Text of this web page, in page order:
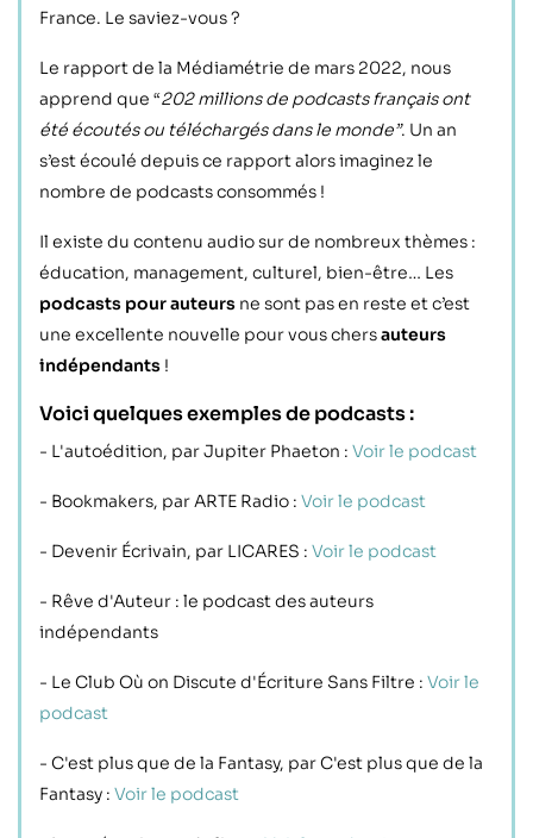
France. Le saviez-vous ?
Le rapport de la Médiamétrie de mars 2022, nous
apprend que “202 millions de podcasts français ont
été écoutés ou téléchargés dans le monde”. Un an
s’est écoulé depuis ce rapport alors imaginez le
nombre de podcasts consommés !
Il existe du contenu audio sur de nombreux thèmes :
éducation, management, culturel, bien-être… Les
podcasts pour auteurs ne sont pas en reste et c’est
une excellente nouvelle pour vous chersauteurs
indépendants !
Voici quelques exemples de podcasts :
- L'autoédition, par Jupiter Phaeton : Voir le podcast
- Bookmakers, par ARTE Radio : Voir le podcast
- Devenir Écrivain, par LICARES : Voir le podcast
- Rêve d'Auteur : le podcast des auteurs
indépendants
- Le Club Où on Discute d'Écriture Sans Filtre : Voir le
podcast
- C'est plus que de la Fantasy, par C'est plus que de la
Fantasy : Voir le podcast